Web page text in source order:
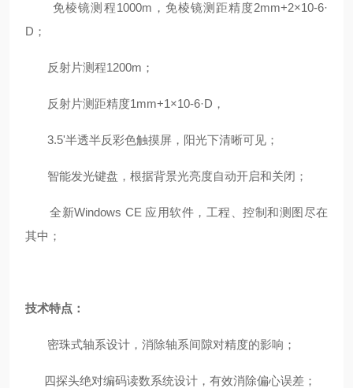
免棱镜测程1000m ，免棱镜测距精度2mm+2×10-6·
D ；
反射片测程1200m ；
反射片测距精度1mm+1×10-6·D ，
3.5'半透半反彩色触摸屏，阳光下清晰可见；
智能发光键盘，根据背景光亮度自动开启和关闭；
全新Windows CE 应用软件，工程、控制和测图尽在
其中；
技术特点：
密珠式轴系设计，消除轴系间隙对精度的影响；
四探头绝对编码读数系统设计，有效消除偏心误差；